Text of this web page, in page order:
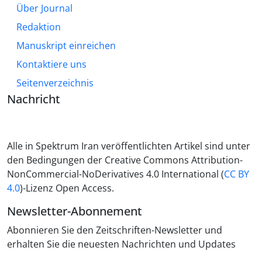
Über Journal
Redaktion
Manuskript einreichen
Kontaktiere uns
Seitenverzeichnis
Nachricht
Alle in Spektrum Iran veröffentlichten Artikel sind unter
den Bedingungen der Creative Commons Attribution-
NonCommercial-NoDerivatives 4.0 International (CC BY
4.0)-Lizenz Open Access.
Newsletter-Abonnement
Abonnieren Sie den Zeitschriften-Newsletter und
erhalten Sie die neuesten Nachrichten und Updates